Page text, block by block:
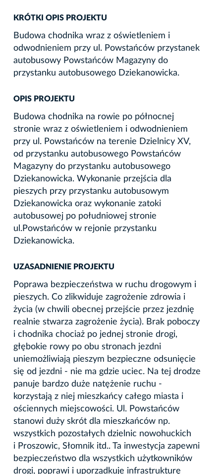
KRÓTKI OPIS PROJEKTU
Budowa chodnika wraz z oświetleniem i
odwodnieniem przy ul. Powstańców przystanek
autobusowy Powstańców Magazyny do
przystanku autobusowego Dziekanowicka.
OPIS PROJEKTU
Budowa chodnika na rowie po północnej
stronie wraz z oświetleniem i odwodnieniem
przy ul. Powstańców na terenie Dzielnicy XV,
od przystanku autobusowego Powstańców
Magazyny do przystanku autobusowego
Dziekanowicka. Wykonanie przejścia dla
pieszych przy przystanku autobusowym
Dziekanowicka oraz wykonanie zatoki
autobusowej po południowej stronie
ul.Powstańców w rejonie przystanku
Dziekanowicka.
UZASADNIENIE PROJEKTU
Poprawa bezpieczeństwa w ruchu drogowym i
pieszych. Co zlikwiduje zagrożenie zdrowia i
życia (w chwili obecnej przejście przez jezdnię
realnie stwarza zagrożenie życia). Brak poboczy
i chodnika chociaż po jednej stronie drogi,
głębokie rowy po obu stronach jezdni
uniemożliwiają pieszym bezpieczne odsunięcie
się od jezdni - nie ma gdzie uciec. Na tej drodze
panuje bardzo duże natężenie ruchu -
korzystają z niej mieszkańcy całego miasta i
ościennych miejscowości. Ul. Powstańców
stanowi duży skrót dla mieszkańców np.
wszystkich pozostałych dzielnic nowohuckich
i Proszowic, Słomnik itd.. Ta inwestycja zapewni
bezpieczeństwo dla wszystkich użytkowników
drogi, poprawi i uporządkuje infrastrukturę